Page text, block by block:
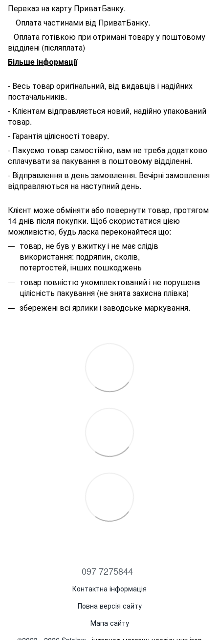
Переказ на карту ПриватБанку.
Оплата частинами від ПриватБанку.
Оплата готівкою при отримані товару у поштовому
відділені (післяплата)
Більше інформації
- Весь товар оригінальний, від видавців і надійних
постачальників.
- Клієнтам відправляється новий, надійно упакований
товар.
- Гарантія цілісності товару.
- Пакуємо товар самостійно, вам не треба додатково
сплачувати за пакування в поштовому відділенні.
- Відправлення в день замовлення. Вечірні замовлення
відправляються на наступний день.
Клієнт може обміняти або повернути товар, протягом
14 днів після покупки. Щоб скористатися цією
можливістю, будь ласка переконайтеся що:
товар, не був у вжитку і не має слідів
використання: подряпин, сколів,
потертостей, інших пошкоджень
товар повністю укомплектований і не порушена
цілісність пакування (не знята захисна плівка)
збережені всі ярлики і заводське маркування.
097 7275844
Контактна інформація
Повна версія сайту
Мапа сайту